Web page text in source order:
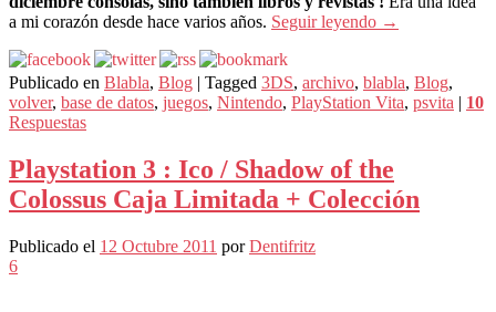
a mi corazón desde hace varios años. Seguir leyendo →
Publicado en Blabla, Blog | Tagged 3DS, archivo, blabla, Blog,
volver, base de datos, juegos, Nintendo, PlayStation Vita, psvita | 10
Respuestas
Playstation 3 : Ico / Shadow of the
Colossus Caja Limitada + Colección
Publicado el 12 Octubre 2011 porDentifritz
6